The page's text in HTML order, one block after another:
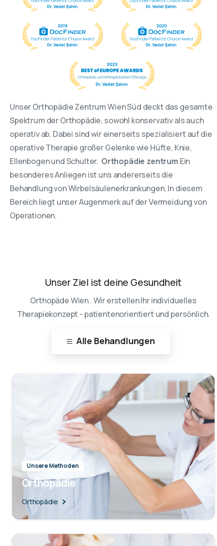
Unser Orthopädie Zentrum Wien Süd deckt das gesamte
Spektrum der Orthopädie, sowohl konservativ als auch
operativ ab. Dabei sind wir einerseits spezialisiert auf die
operative Therapie großer Gelenke wie Hüfte, Knie,
Ellenbogen und Schulter. Orthopädie zentrum Ein
besonderes Anliegen ist uns andererseits die
Behandlung von Wirbelsäulenerkrankungen. In diesem
Bereich liegt unser Augenmerk auf der Vermeidung von
Operationen.
UnserZiel ist deine Gesundheit
Orthopäde Wien . Wir erstellen Ihr individuelles
Therapiekonzept - patientenorientiert und persönlich.
Alle Behandlungen
Unsere Methoden
Orthopädie
Orthopädie